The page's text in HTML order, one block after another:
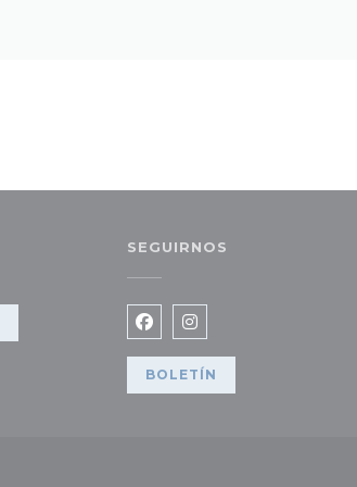
SEGUIRNOS
Facebook ((abre en una
Instagram ((abre
BOLETÍN